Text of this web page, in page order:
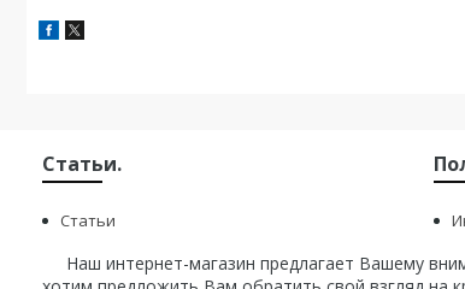
Статьи.
Статьи
Наш интернет-магазин предлагает Вашему